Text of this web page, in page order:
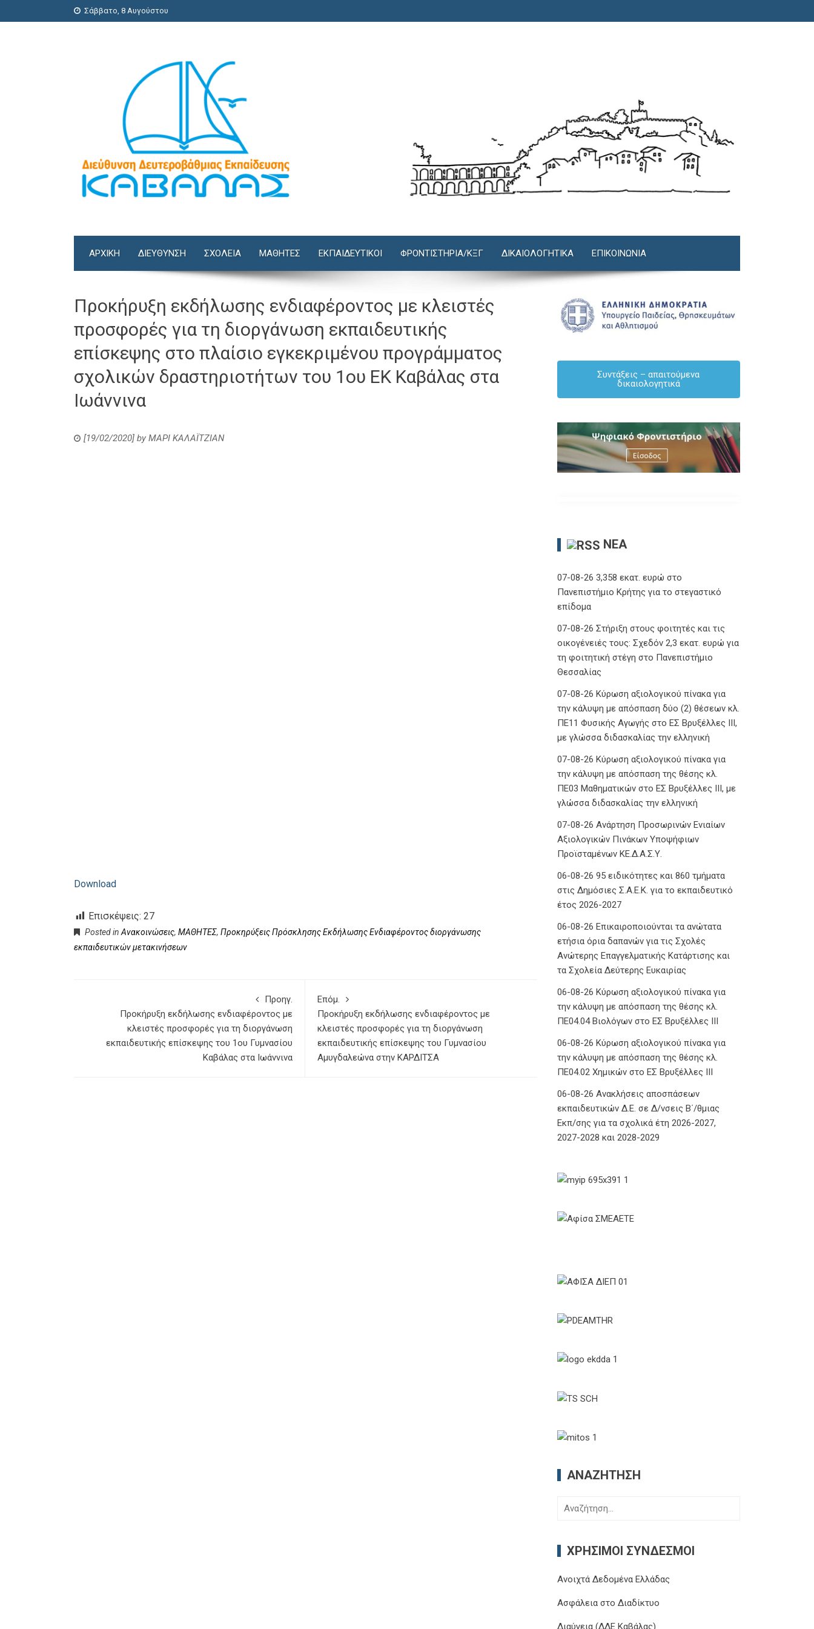
Σάββατο, 8 Αυγούστου
ΑΡΧΙΚΗ ΔΙΕΎΘΥΝΣΗ ΣΧΟΛΕΊΑ ΜΑΘΗΤΕΣ ΕΚΠΑΙΔΕΥΤΙΚΟΙ ΦΡΟΝΤΙΣΤΉΡΙΑ/KΞΓ ΔΙΚΑΙΟΛΟΓΗΤΙΚΆ ΕΠΙΚΟΙΝΩΝΊΑ
Προκήρυξη εκδήλωσης ενδιαφέροντος με κλειστές
προσφορές για τη διοργάνωση εκπαιδευτικής
επίσκεψης στο πλαίσιο εγκεκριμένου προγράμματος
σχολικών δραστηριοτήτων του 1ου ΕΚ Καβάλας στα
Ιωάννινα
[19/02/2020] by ΜΑΡΙ ΚΑΛΑΪΤΖΙΑΝ
Download
Επισκέψεις: 27
Posted inΑνακοινώσεις, ΜΑΘΗΤΕΣ, Προκηρύξεις Πρόσκλησης Εκδήλωσης Ενδιαφέροντος διοργάνωσης
εκπαιδευτικών μετακινήσεων
Προηγ.
Προκήρυξη εκδήλωσης ενδιαφέροντος με
κλειστές προσφορές για τη διοργάνωση
εκπαιδευτικής επίσκεψης του 1ου Γυμνασίου
Καβάλας στα Ιωάννινα
Επόμ.
Προκήρυξη εκδήλωσης ενδιαφέροντος με
κλειστές προσφορές για τη διοργάνωση
εκπαιδευτικής επίσκεψης του Γυμνασίου
Αμυγδαλεώνα στην ΚΑΡΔΙΤΣΑ
Συντάξεις – απαιτούμενα
δικαιολογητικά
ΝΈΑ
07-08-26 3,358 εκατ. ευρώ στο
Πανεπιστήμιο Κρήτης για το στεγαστικό
επίδομα
07-08-26 Στήριξη στους φοιτητές και τις
οικογένειές τους: Σχεδόν 2,3 εκατ. ευρώ για
τη φοιτητική στέγη στο Πανεπιστήμιο
Θεσσαλίας
07-08-26 Κύρωση αξιολογικού πίνακα για
την κάλυψη με απόσπαση δύο (2) θέσεων κλ.
ΠΕ11 Φυσικής Αγωγής στο ΕΣ Βρυξέλλες ΙΙΙ,
με γλώσσα διδασκαλίας την ελληνική
07-08-26 Κύρωση αξιολογικού πίνακα για
την κάλυψη με απόσπαση της θέσης κλ.
ΠΕ03 Μαθηματικών στο ΕΣ Βρυξέλλες ΙΙΙ, με
γλώσσα διδασκαλίας την ελληνική
07-08-26 Ανάρτηση Προσωρινών Ενιαίων
Αξιολογικών Πινάκων Υποψήφιων
Προϊσταμένων ΚΕ.Δ.Α.Σ.Υ.
06-08-26 95 ειδικότητες και 860 τμήματα
στις Δημόσιες Σ.Α.Ε.Κ. για το εκπαιδευτικό
έτος 2026-2027
06-08-26 Επικαιροποιούνται τα ανώτατα
ετήσια όρια δαπανών για τις Σχολές
Ανώτερης Επαγγελματικής Κατάρτισης και
τα Σχολεία Δεύτερης Ευκαιρίας
06-08-26 Κύρωση αξιολογικού πίνακα για
την κάλυψη με απόσπαση της θέσης κλ.
ΠΕ04.04 Βιολόγων στο ΕΣ Βρυξέλλες ΙΙΙ
06-08-26 Κύρωση αξιολογικού πίνακα για
την κάλυψη με απόσπαση της θέσης κλ.
ΠΕ04.02 Χημικών στο ΕΣ Βρυξέλλες ΙΙΙ
06-08-26 Ανακλήσεις αποσπάσεων
εκπαιδευτικών Δ.Ε. σε Δ/νσεις Β΄/θμιας
Εκπ/σης για τα σχολικά έτη 2026-2027,
2027-2028 και 2028-2029
ΑΝΑΖΉΤΗΣΗ
Αναζήτηση
ΧΡΉΣΙΜΟΙ ΣΎΝΔΕΣΜΟΙ
Ανοιχτά Δεδομένα Ελλάδας
Ασφάλεια στο Διαδίκτυο
Διαύγεια (ΔΔΕ Καβάλας)